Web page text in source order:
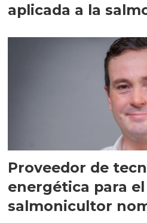
aplicada a la
Proveedor de
energética para
salmonicultor